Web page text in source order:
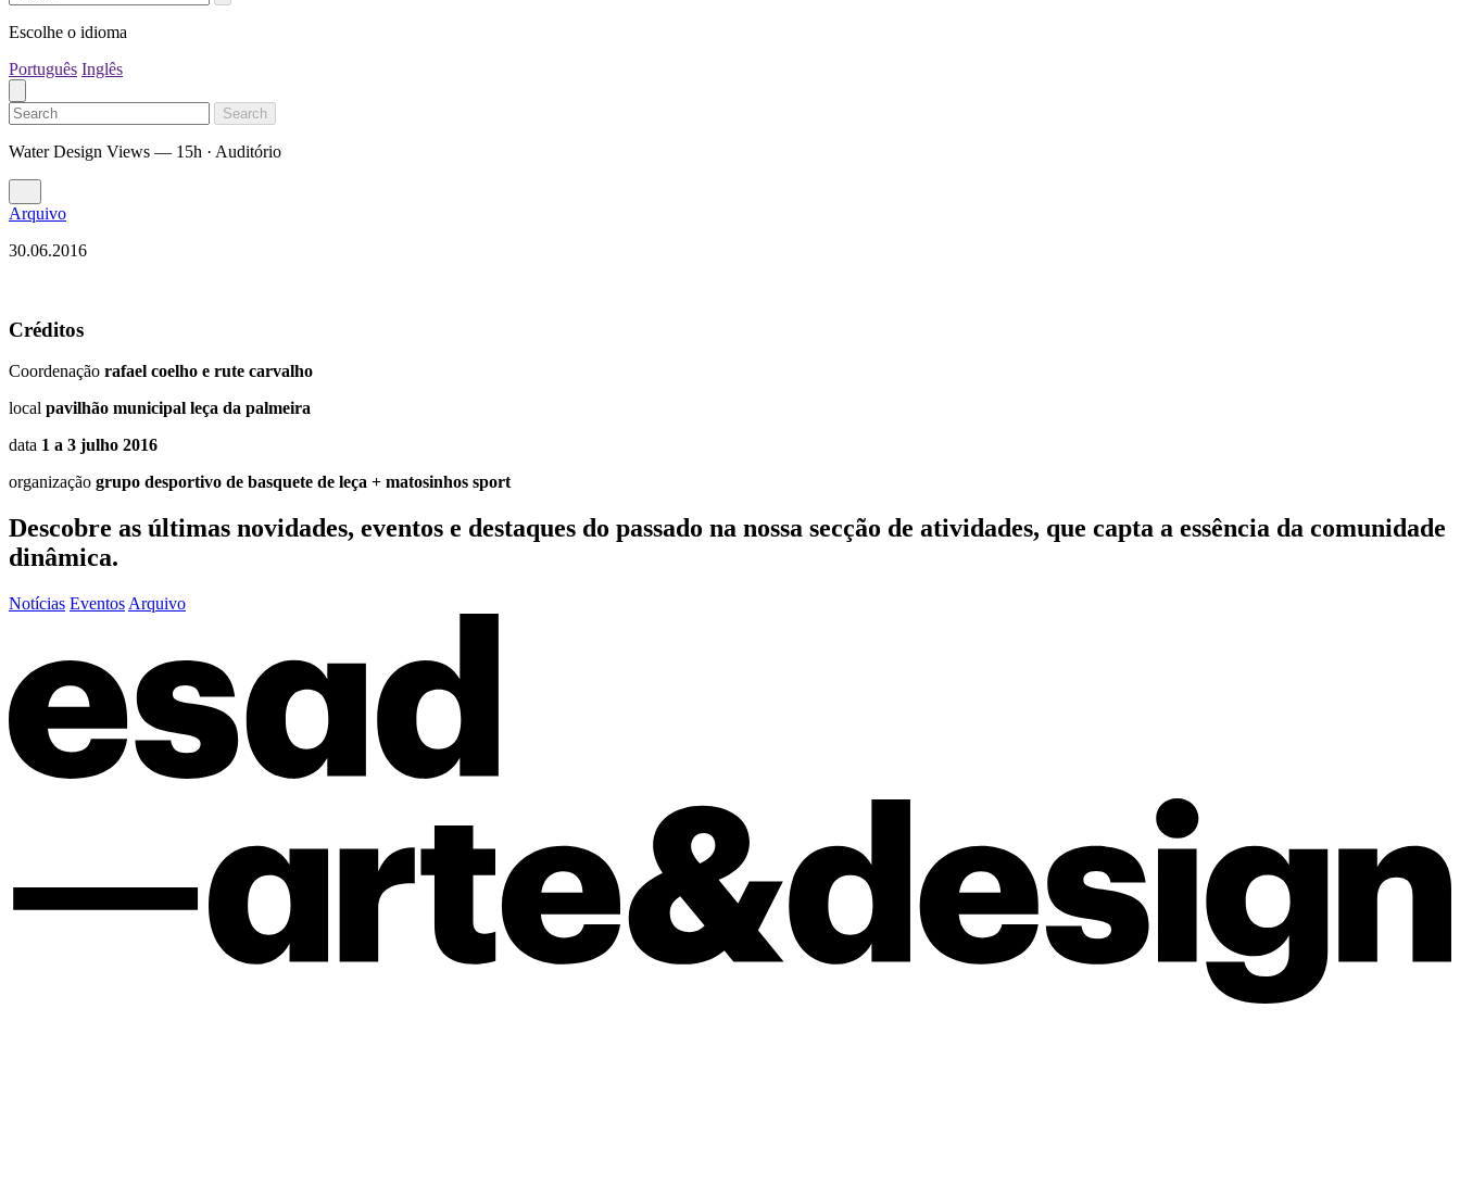
Escolhe o idioma
Português Inglês
Search
Water Design Views — 15h · Auditório
Arquivo
30.06.2016
Créditos
Coordenação rafael coelho e rute carvalho
local pavilhão municipal leça da palmeira
data 1 a 3 julho 2016
organização grupo desportivo de basquete de leça + matosinhos sport
Descobre as últimas novidades, eventos e destaques do passado na nossa secção de atividades, que capta a essência da comunidade
dinâmica.
Notícias Eventos Arquivo